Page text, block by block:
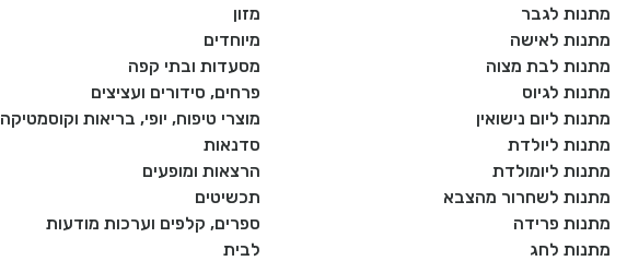
מתנות לגבר
מתנות לאישה
מתנות לבת מצוה
מתנות לגיוס
מתנות ליום נישואין
מתנות ליולדת
מתנות ליומולדת
מתנות לשחרור מהצבא
מתנות פרידה
מתנות לחג
מזון
מיוחדים
מסעדות ובתי קפה
פרחים, סידורים ועציצים
מוצרי טיפוח, יופי, בריאות וקוסמטיקה
סדנאות
הרצאות ומופעים
תכשיטים
ספרים, קלפים וערכות מודעות
לבית